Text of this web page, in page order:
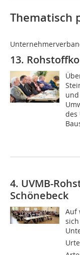
Thematisch
13.
des
4. UVMB-
Schönebeck
Auf